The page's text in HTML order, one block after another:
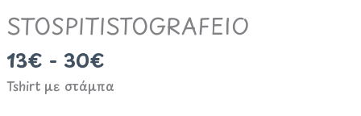
STOSPITISTOGRAFEIO
13€ - 30€
Tshirt με στάμπα